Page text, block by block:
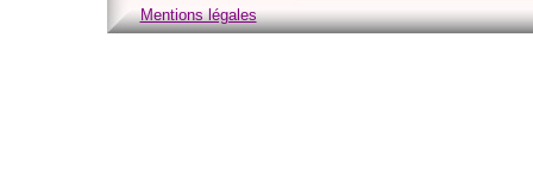
Mentions légales